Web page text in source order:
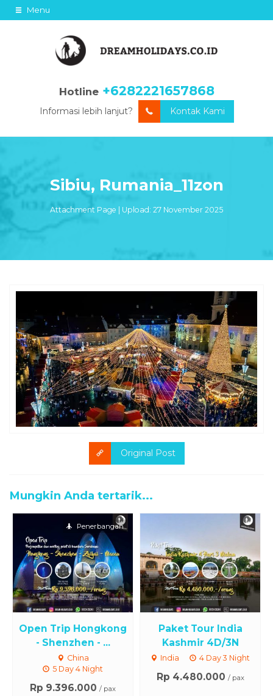
Menu
Hotline +6282221657868
Informasi lebih lanjut? Kontak Kami
Sibiu, Rumania_11zon
Attachment Page | Upload: 27 November 2025
Original Post
Mungkin Anda tertarik...
Open Trip Hongkong
- Shenzhen - ...
China
5 Day 4 Night
Rp 9.396.000 / pax
Penerbangan
Paket Tour India
Kashmir 4D/3N
India 4 Day 3 Night
Rp 4.480.000 / pax